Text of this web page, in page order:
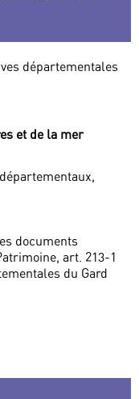
départementales
et de la mer
documents
art. 213-1
du Gard